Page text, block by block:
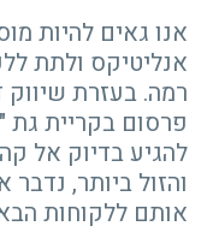
אנו גאים להיות
אנליטיקס ולתת
רמה. בעזרת
פרסום בקריית
להגיע בדיוק אל
והזול ביותר,
אותם ללקוחות